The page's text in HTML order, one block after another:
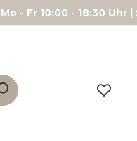
- Fr 10:00 - 18:30 Uhr |